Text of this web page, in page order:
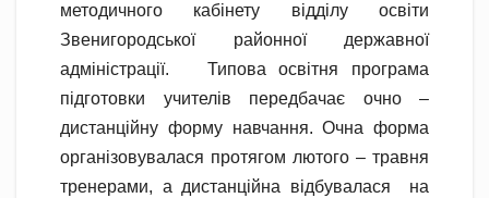
методичного кабінету відділу освіти
Звенигородської районної державної
адміністрації. Типова освітня програма
підготовки учителів передбачає очно –
дистанційну форму навчання. Очна форма
організовувалася протягом лютого – травня
тренерами, а дистанційна відбувалася на